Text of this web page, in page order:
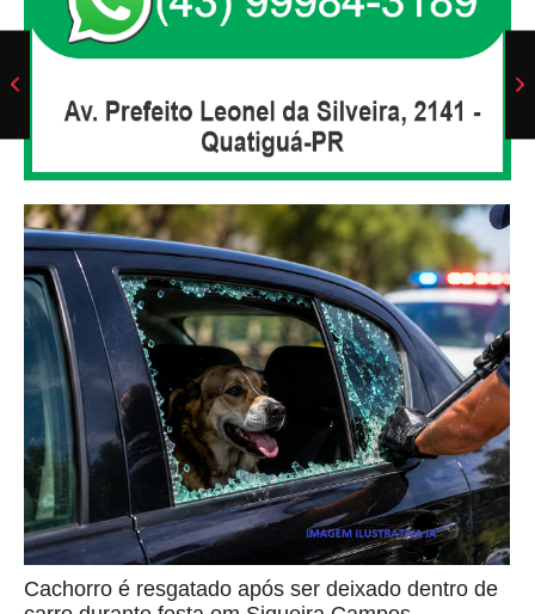
Cachorro é resgatado após ser deixado dentro de